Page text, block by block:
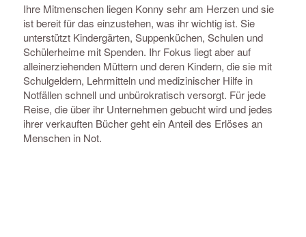
Ihre Mitmenschen liegen Konny sehr am Herzen und sie
ist bereit für das einzustehen, was ihr wichtig ist. Sie
unterstützt Kindergärten, Suppenküchen, Schulen und
Schülerheime mit Spenden. Ihr Fokus liegt aber auf
alleinerziehenden Müttern und deren Kindern, die sie mit
Schulgeldern, Lehrmitteln und medizinischer Hilfe in
Notfällen schnell und unbürokratisch versorgt. Für jede
Reise, die über ihr Unternehmen gebucht wird und jedes
ihrer verkauften Bücher geht ein Anteil des Erlöses an
Menschen in Not.